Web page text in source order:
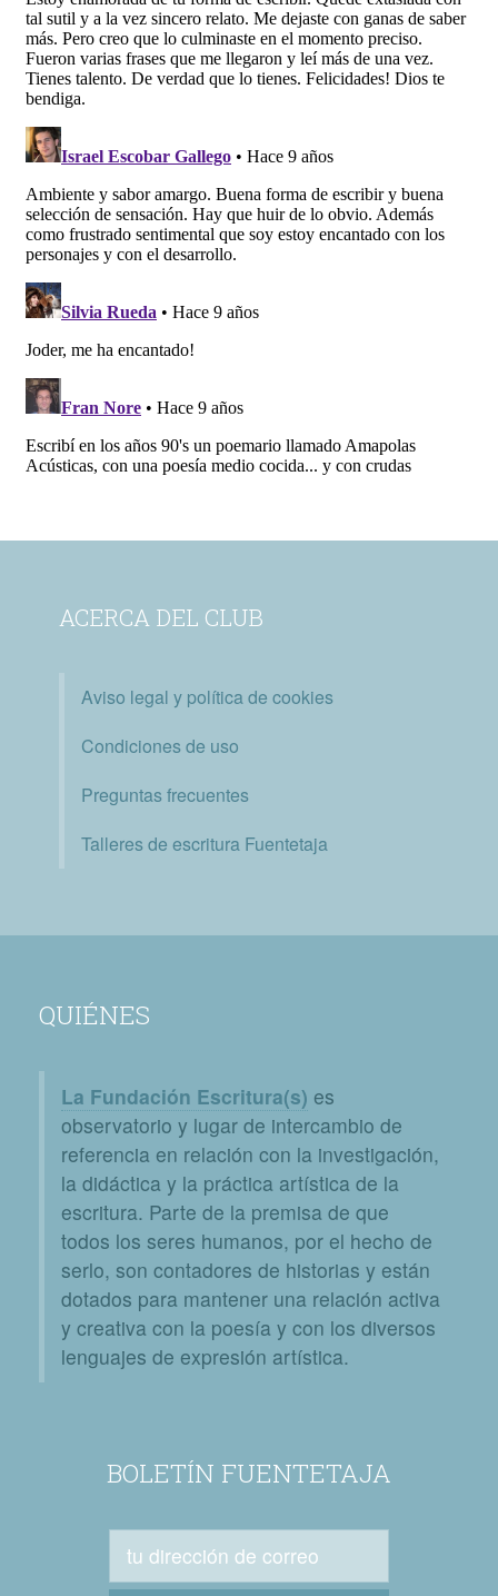
ACERCA DEL CLUB
Aviso legal y política de cookies
Condiciones de uso
Preguntas frecuentes
Talleres de escritura Fuentetaja
QUIÉNES
La Fundación Escritura(s) es
observatorio y lugar de intercambio de
referencia en relación con la investigación,
la didáctica y la práctica artística de la
escritura. Parte de la premisa de que
todos los seres humanos, por el hecho de
serlo, son contadores de historias y están
dotados para mantener una relación activa
y creativa con la poesía y con los diversos
lenguajes de expresión artística.
BOLETÍN FUENTETAJA